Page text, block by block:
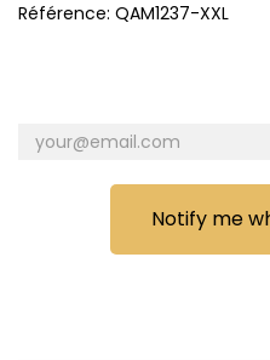
Référence: QAM1237-XXL
Notify me